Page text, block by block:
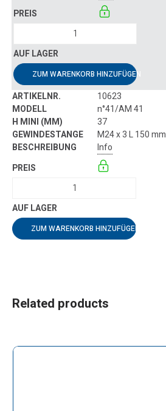
ZUM WARENKORB HINZUFÜGEN
10623
n°41/AM 41
37
M24 x 3 L 150 mm
Info
ZUM WARENKORB HINZUFÜGEN
Related products